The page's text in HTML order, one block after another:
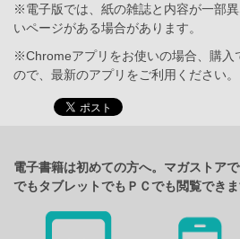
※電子版では、紙の雑誌と内容が一部
いページがある場合があります。
※Chromeアプリをお使いの場合、購入
ので、最新のアプリをご利用ください。
電子書籍は初めての方へ。マガストア
でもタブレットでもＰＣでも閲覧できま